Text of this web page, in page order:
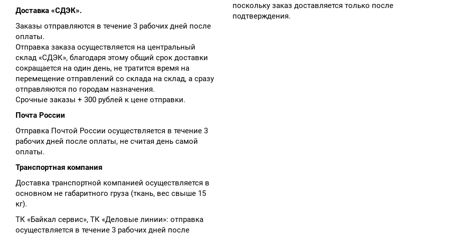
Доставка «СДЭК».
Заказы отправляются в течение 3 рабочих дней после
оплаты.
Отправка заказа осуществляется на центральный
склад «СДЭК», благодаря этому общий срок доставки
сокращается на один день, не тратится время на
перемещение отправлений со склада на склад, а сразу
отправляются по городам назначения.
Срочные заказы + 300 рублей к цене отправки.
Почта России
Отправка Почтой России осуществляется в течение 3
рабочих дней после оплаты, не считая день самой
оплаты.
Транспортная компания
Доставка транспортной компанией осуществляется в
основном не габаритного груза (ткань, вес свыше 15
кг).
ТК «Байкал сервис», ТК «Деловые линии»: отправка
осуществляется в течение 3 рабочих дней после
поскольку заказ доставляется только после
подтверждения.